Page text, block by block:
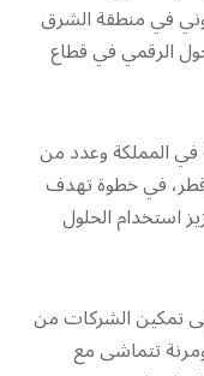
في منطقة الشرق
الرقمي في قطاع
في المملكة وعدد من
في خطوة تهدف
استخدام الحلول
تمكين الشركات من
تتماشى مع